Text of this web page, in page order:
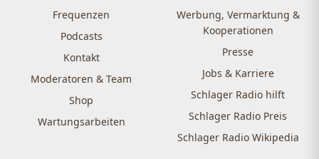
Frequenzen
Podcasts
Kontakt
Moderatoren & Team
Shop
Wartungsarbeiten
Werbung, Vermarktung &
Kooperationen
Presse
Jobs & Karriere
Schlager Radio hilft
Schlager Radio Preis
Schlager Radio Wikipedia